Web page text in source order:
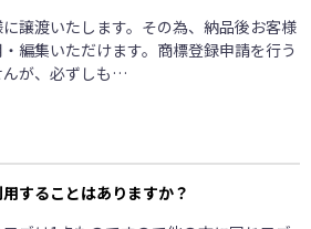
譲渡いたします。その為、納品後お客様
編集いただけます。商標登録申請を行う
んが、必ずしも…
することはありますか？